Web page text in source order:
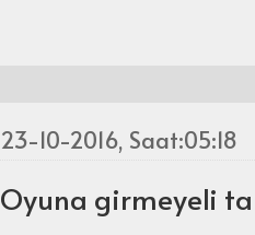
23-10-2016, Saat:05:18
Oyuna girmeyeli